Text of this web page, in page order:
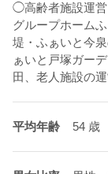
◯高齢者施設運営
グループホーム
堤・ふぁいと今
ぁいと戸塚ガー
田、老人施設の
平均年齢 54 歳